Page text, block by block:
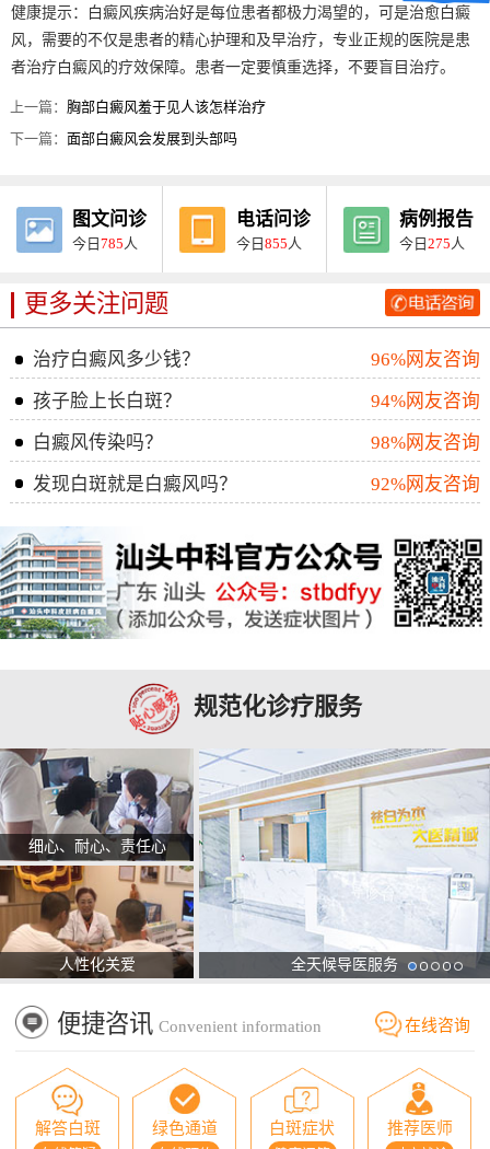
健康提示：白癜风疾病治好是每位患者都极力渴望的，可是治愈白癜
风，需要的不仅是患者的精心护理和及早治疗，专业正规的医院是患
者治疗白癜风的疗效保障。患者一定要慎重选择，不要盲目治疗。
上一篇：胸部白癜风羞于见人该怎样治疗
下一篇：面部白癜风会发展到头部吗
图文问诊
今日785 人
电话问诊
今日855 人
病例报告
今日275 人
更多关注问题
治疗白癜风多少钱？
96%网友咨询
孩子脸上长白斑？
94%网友咨询
白癜风传染吗？
98%网友咨询
发现白斑就是白癜风吗？
92%网友咨询
规范化诊疗服务
细心、耐心、责任心
人性化关爱 全天候导医服务
便捷咨讯 Convenient information 在线咨询
解答白斑 绿色通道 白斑症状 推荐医师